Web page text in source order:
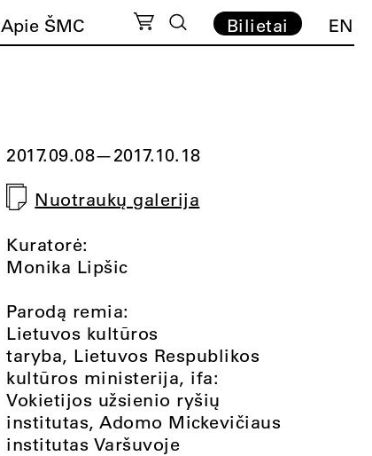
Apie ŠMC Bilietai EN
2017.09.08—2017.10.18
Nuotraukų galerija
Kuratorė:
Monika Lipšic
Parodą remia:
Lietuvos kultūros
taryba, Lietuvos Respublikos
kultūros ministerija, ifa:
Vokietijos užsienio ryšių
institutas, Adomo Mickevičiaus
institutas Varšuvoje